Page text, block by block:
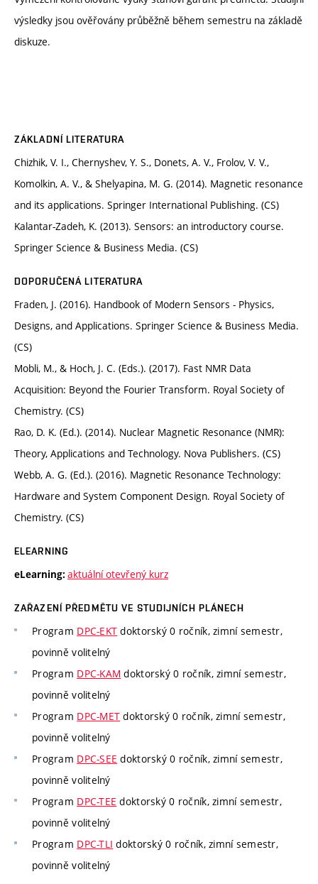
výsledky jsou ověřovány průběžně během semestru na základě
diskuze.
ZÁKLADNÍ LITERATURA
Chizhik, V. I., Chernyshev, Y. S., Donets, A. V., Frolov, V. V.,
Komolkin, A. V., & Shelyapina, M. G. (2014). Magnetic resonance
and its applications. Springer International Publishing. (CS)
Kalantar-Zadeh, K. (2013). Sensors: an introductory course.
Springer Science & Business Media. (CS)
DOPORUČENÁ LITERATURA
Fraden, J. (2016). Handbook of Modern Sensors - Physics,
Designs, and Applications. Springer Science & Business Media.
(CS)
Mobli, M., & Hoch, J. C. (Eds.). (2017). Fast NMR Data
Acquisition: Beyond the Fourier Transform. Royal Society of
Chemistry. (CS)
Rao, D. K. (Ed.). (2014). Nuclear Magnetic Resonance (NMR):
Theory, Applications and Technology. Nova Publishers. (CS)
Webb, A. G. (Ed.). (2016). Magnetic Resonance Technology:
Hardware and System Component Design. Royal Society of
Chemistry. (CS)
ELEARNING
eLearning: aktuální otevřený kurz
ZAŘAZENÍ PŘEDMĚTU VE STUDIJNÍCH PLÁNECH
Program DPC-EKT doktorský 0 ročník, zimní semestr,
povinně volitelný
Program DPC-KAM doktorský 0 ročník, zimní semestr,
povinně volitelný
Program DPC-MET doktorský 0 ročník, zimní semestr,
povinně volitelný
Program DPC-SEE doktorský 0 ročník, zimní semestr,
povinně volitelný
Program DPC-TEE doktorský 0 ročník, zimní semestr,
povinně volitelný
Program DPC-TLI doktorský 0 ročník, zimní semestr,
povinně volitelný